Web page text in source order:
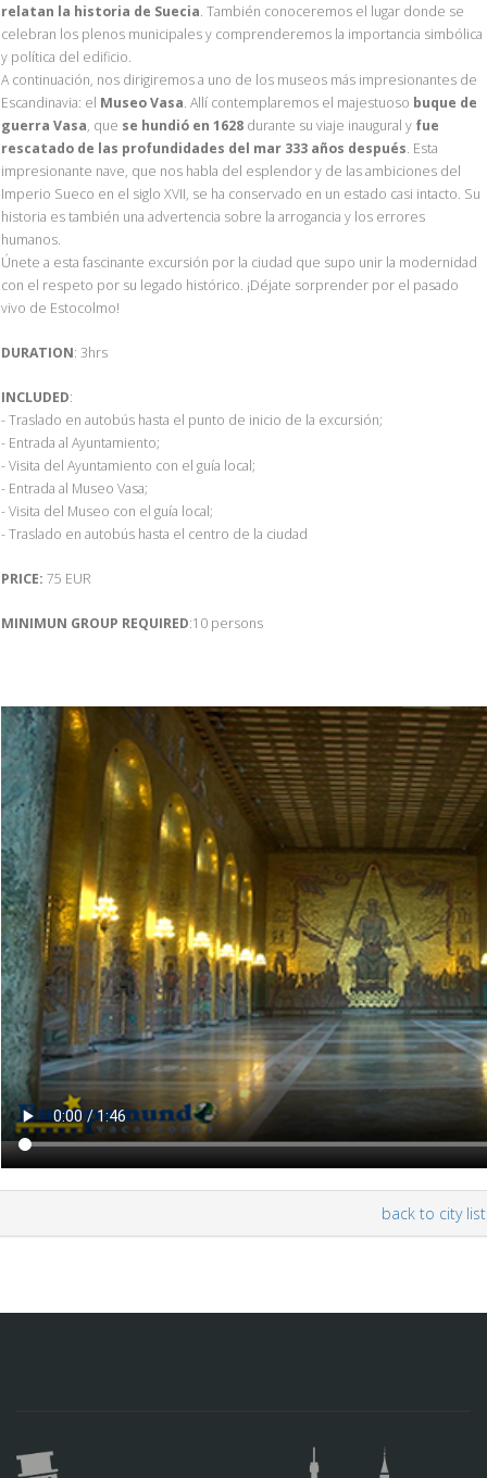
relatan la historia de Suecia. También conoceremos el lugar donde se
celebran los plenos municipales y comprenderemos la importancia simbólica
y política del edificio.
A continuación, nos dirigiremos a uno de los museos más impresionantes de
Escandinavia: el Museo Vasa. Allí contemplaremos el majestuoso buque de
guerra Vasa, que se hundió en 1628 durante su viaje inaugural y fue
rescatado de las profundidades del mar 333 años después. Esta
impresionante nave, que nos habla del esplendor y de las ambiciones del
Imperio Sueco en el siglo XVII, se ha conservado en un estado casi intacto. Su
historia es también una advertencia sobre la arrogancia y los errores
humanos.
Únete a esta fascinante excursión por la ciudad que supo unir la modernidad
con el respeto por su legado histórico. ¡Déjate sorprender por el pasado
vivo de Estocolmo!
DURATION: 3hrs
INCLUDED:
- Traslado en autobús hasta el punto de inicio de la excursión;
- Entrada al Ayuntamiento;
- Visita del Ayuntamiento con el guía local;
- Entrada al Museo Vasa;
- Visita del Museo con el guía local;
- Traslado en autobús hasta el centro de la ciudad
PRICE: 75 EUR
MINIMUN GROUP REQUIRED:10 persons
back to city list